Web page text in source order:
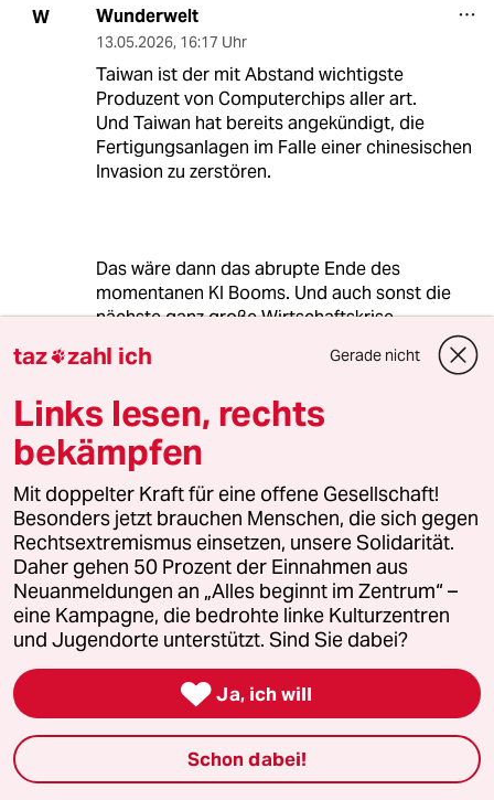
W Wunderwelt
13.05.2026, 16:17 Uhr
Taiwan ist der mit Abstand wichtigste
Produzent von Computerchips aller art.
Und Taiwan hat bereits angekündigt, die
Fertigungsanlagen im Falle einer chinesischen
Invasion zu zerstören.
Das wäre dann das abrupte Ende des
momentanen KI Booms. Und auch sonst die
nächste ganz große Wirtschaftskrise.
Man kann nur hoffen, daß irgendwer Trump das
erklärt hat..
JH Jörg Heinrich
13.05.2026
Ich halte es für gefährlich das hier wesentliche
völkerrechtliche Punkte völlig ausgeblendet
werden.
1.) Taiwan, amtlich "Rebublik China" ist
völkerrechtlich Teil Kontinental-Chinas, was
allgemeinbekannt sein sollte, siehe UN-
Resolution 2758.
Die UN selbst und fast alle Staaten der Welt
dem Sinne das keine
Unabhängikgietserklärung von Kontinental-
taz zahl ich Gerade nicht
Links lesen, rechts
bekämpfen
Mit doppelter Kraft für eine offene Gesellschaft!
Besonders jetzt brauchen Menschen, die sich gegen
Rechtsextremismus einsetzen, unsere Solidarität.
Daher gehen 50 Prozent der Einnahmen aus
Neuanmeldungen an „Alles beginnt im Zentrum“ –
eine Kampagne, die bedrohte linke Kulturzentren
und Jugendorte unterstützt. Sind Sie dabei?
 Ja, ich will
Schon dabei!